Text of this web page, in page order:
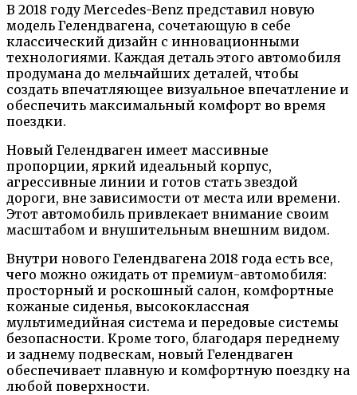
В 2018 году Mercedes-Benz представил новую
модель Гелендвагена, сочетающую в себе
классический дизайн с инновационными
технологиями. Каждая деталь этого автомобиля
продумана до мельчайших деталей, чтобы
создать впечатляющее визуальное впечатление и
обеспечить максимальный комфорт во время
поездки.
Новый Гелендваген имеет массивные
пропорции, яркий идеальный корпус,
агрессивные линии и готов стать звездой
дороги, вне зависимости от места или времени.
Этот автомобиль привлекает внимание своим
масштабом и внушительным внешним видом.
Внутри нового Гелендвагена 2018 года есть все,
чего можно ожидать от премиум-автомобиля:
просторный и роскошный салон, комфортные
кожаные сиденья, высококлассная
мультимедийная система и передовые системы
безопасности. Кроме того, благодаря переднему
и заднему подвескам, новый Гелендваген
обеспечивает плавную и комфортную поездку на
любой поверхности.